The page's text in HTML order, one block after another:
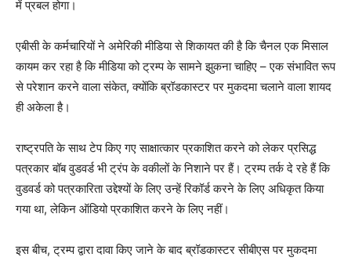
में प्रबल होगा।
एबीसी के कर्मचारियों ने अमेरिकी मीडिया से शिकायत की है कि चैनल एक मिसाल
कायम कर रहा है कि मीडिया को ट्रम्प के सामने झुकना चाहिए – एक संभावित रूप
से परेशान करने वाला संकेत, क्योंकि ब्रॉडकास्टर पर मुकदमा चलाने वाला शायद
ही अकेला है।
राष्ट्रपति के साथ टेप किए गए साक्षात्कार प्रकाशित करने को लेकर प्रसिद्ध
पत्रकार बॉब वुडवर्ड भी ट्रंप के वकीलों के निशाने पर हैं। ट्रम्प तर्क दे रहे हैं कि
वुडवर्ड को पत्रकारिता उद्देश्यों के लिए उन्हें रिकॉर्ड करने के लिए अधिकृत किया
गया था, लेकिन ऑडियो प्रकाशित करने के लिए नहीं।
इस बीच, ट्रम्प द्वारा दावा किए जाने के बाद ब्रॉडकास्टर सीबीएस पर मुकदमा